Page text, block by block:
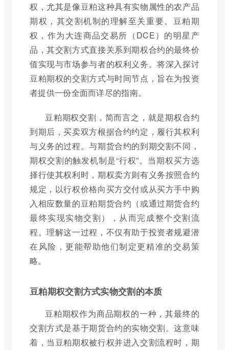
权，尤其是像豆粕这种具有实物属性的农产品
期权，其交割机制的理解至关重要。豆粕期
权，作为大连商品交易所（DCE）的明星产
品，其交割方式直接关系到期权合约的最终价
值实现与市场参与者的权利义务。将深入探讨
豆粕期权的交割方式与时间节点，旨在为投资
者提供一份全面而详尽的指南。
豆粕期权交割，简而言之，就是期权合约
到期后，买卖双方根据合约约定，履行其权利
与义务的过程。与期货合约的到期交割不同，
期权交割的触发机制是“行权”。当期权买方选
择行使其权利时，期权卖方则有义务按照合约
规定，以行权价格向买方交付或从买方手中购
入相应数量的豆粕期货合约（或通过期货合约
最终实现实物交割），从而完成整个交割流
程。理解这一过程，不仅有助于投资者规避潜
在风险，更能帮助他们制定更精准的交易策
略。
豆粕期权交割方式实物交割的本质
豆粕期权作为商品期权的一种，其最终的
交割方式是基于期货合约的实物交割。这意味
着，当豆粕期权被行权并进入交割流程时，期